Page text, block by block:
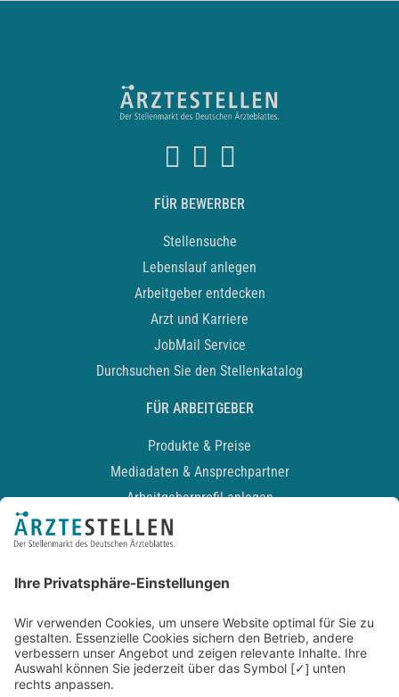
FÜR BEWERBER
Stellensuche
Lebenslauf anlegen
Arbeitgeber entdecken
Arzt und Karriere
JobMail Service
Durchsuchen Sie den Stellenkatalog
FÜR ARBEITGEBER
Produkte & Preise
Mediadaten & Ansprechpartner
Arbeitgeberprofil anlegen
Recruiting-Podcast
Kontakt
Datenschutz
Newsletter